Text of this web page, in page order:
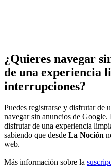
¿Quieres navegar
de una experiencia
interrupciones?
Puedes registrarse y disfrutar de
navegar sin anuncios de Google.
disfrutar de una experiencia
sabiendo que desde La Noción
web.
Más información sobre la